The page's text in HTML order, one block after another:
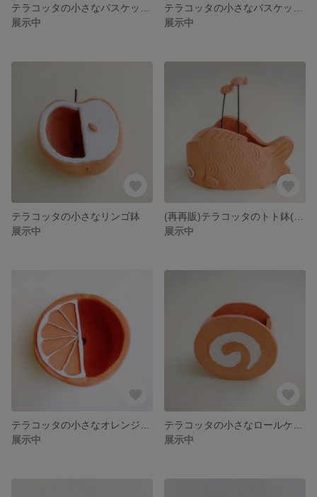
展示中
展示中
テラコッタの小さなリンゴ鉢
展示中
展示中
展示中
展示中